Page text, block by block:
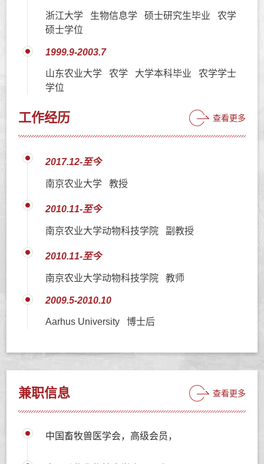
浙江大学 生物信息学 硕士研究生毕业 农学
硕士学位
1999.9-2003.7
山东农业大学 农学 大学本科毕业 农学学士
学位
工作经历 查看更多
2017.12-至今
南京农业大学 教授
2010.11-至今
南京农业大学动物科技学院 副教授
2010.11-至今
南京农业大学动物科技学院 教师
2009.5-2010.10
Aarhus University 博士后
兼职信息 查看更多
中国畜牧兽医学会，高级会员，